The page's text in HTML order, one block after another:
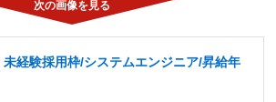
未経験採用枠/システムエンジニア/昇給年